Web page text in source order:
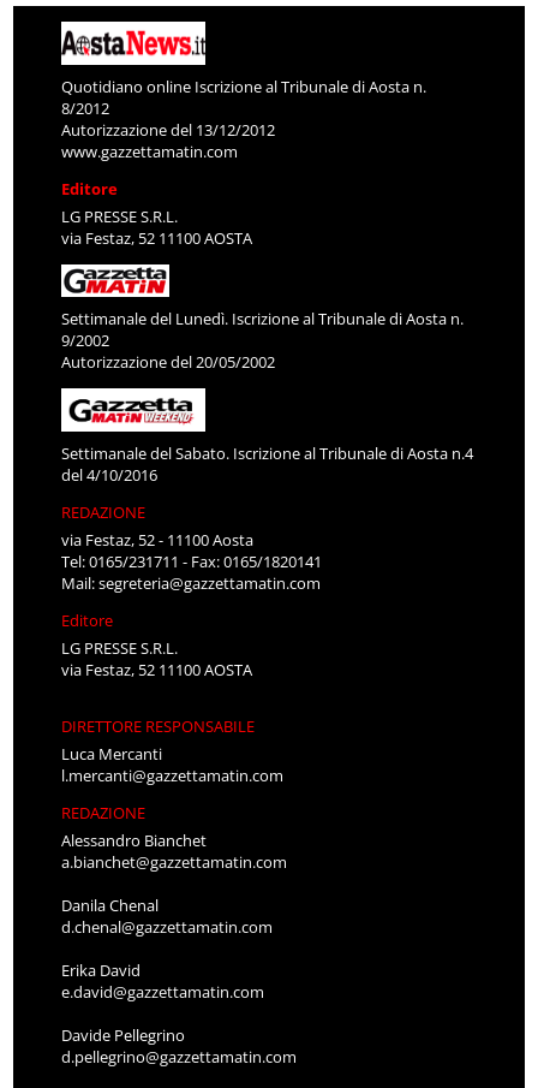
Quotidiano online Iscrizione al Tribunale di Aosta n.
8/2012
Autorizzazione del 13/12/2012
www.gazzettamatin.com
Editore
LG PRESSE S.R.L.
via Festaz, 52 11100 AOSTA
Settimanale del Lunedì. Iscrizione al Tribunale di Aosta n.
9/2002
Autorizzazione del 20/05/2002
Settimanale del Sabato. Iscrizione al Tribunale di Aosta n.4
del 4/10/2016
REDAZIONE
via Festaz, 52 - 11100 Aosta
Tel: 0165/231711 - Fax: 0165/1820141
Mail:segreteria@gazzettamatin.com
Editore
LG PRESSE S.R.L.
via Festaz, 52 11100 AOSTA
DIRETTORE RESPONSABILE
Luca Mercanti
l.mercanti@gazzettamatin.com
REDAZIONE
Alessandro Bianchet
a.bianchet@gazzettamatin.com
Danila Chenal
d.chenal@gazzettamatin.com
Erika David
e.david@gazzettamatin.com
Davide Pellegrino
d.pellegrino@gazzettamatin.com